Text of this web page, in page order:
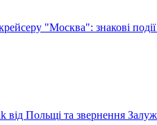
"Москва": знакові
від Польщі та звернення